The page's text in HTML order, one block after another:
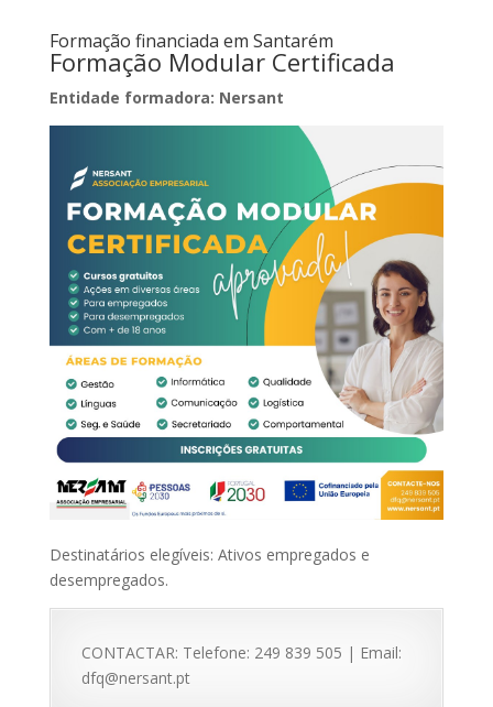
Formação financiada em Santarém
Formação Modular Certificada
Entidade formadora: Nersant
Destinatários elegíveis: Ativos empregados e
desempregados.
CONTACTAR: Telefone: 249 839 505 | Email:
dfq@nersant.pt